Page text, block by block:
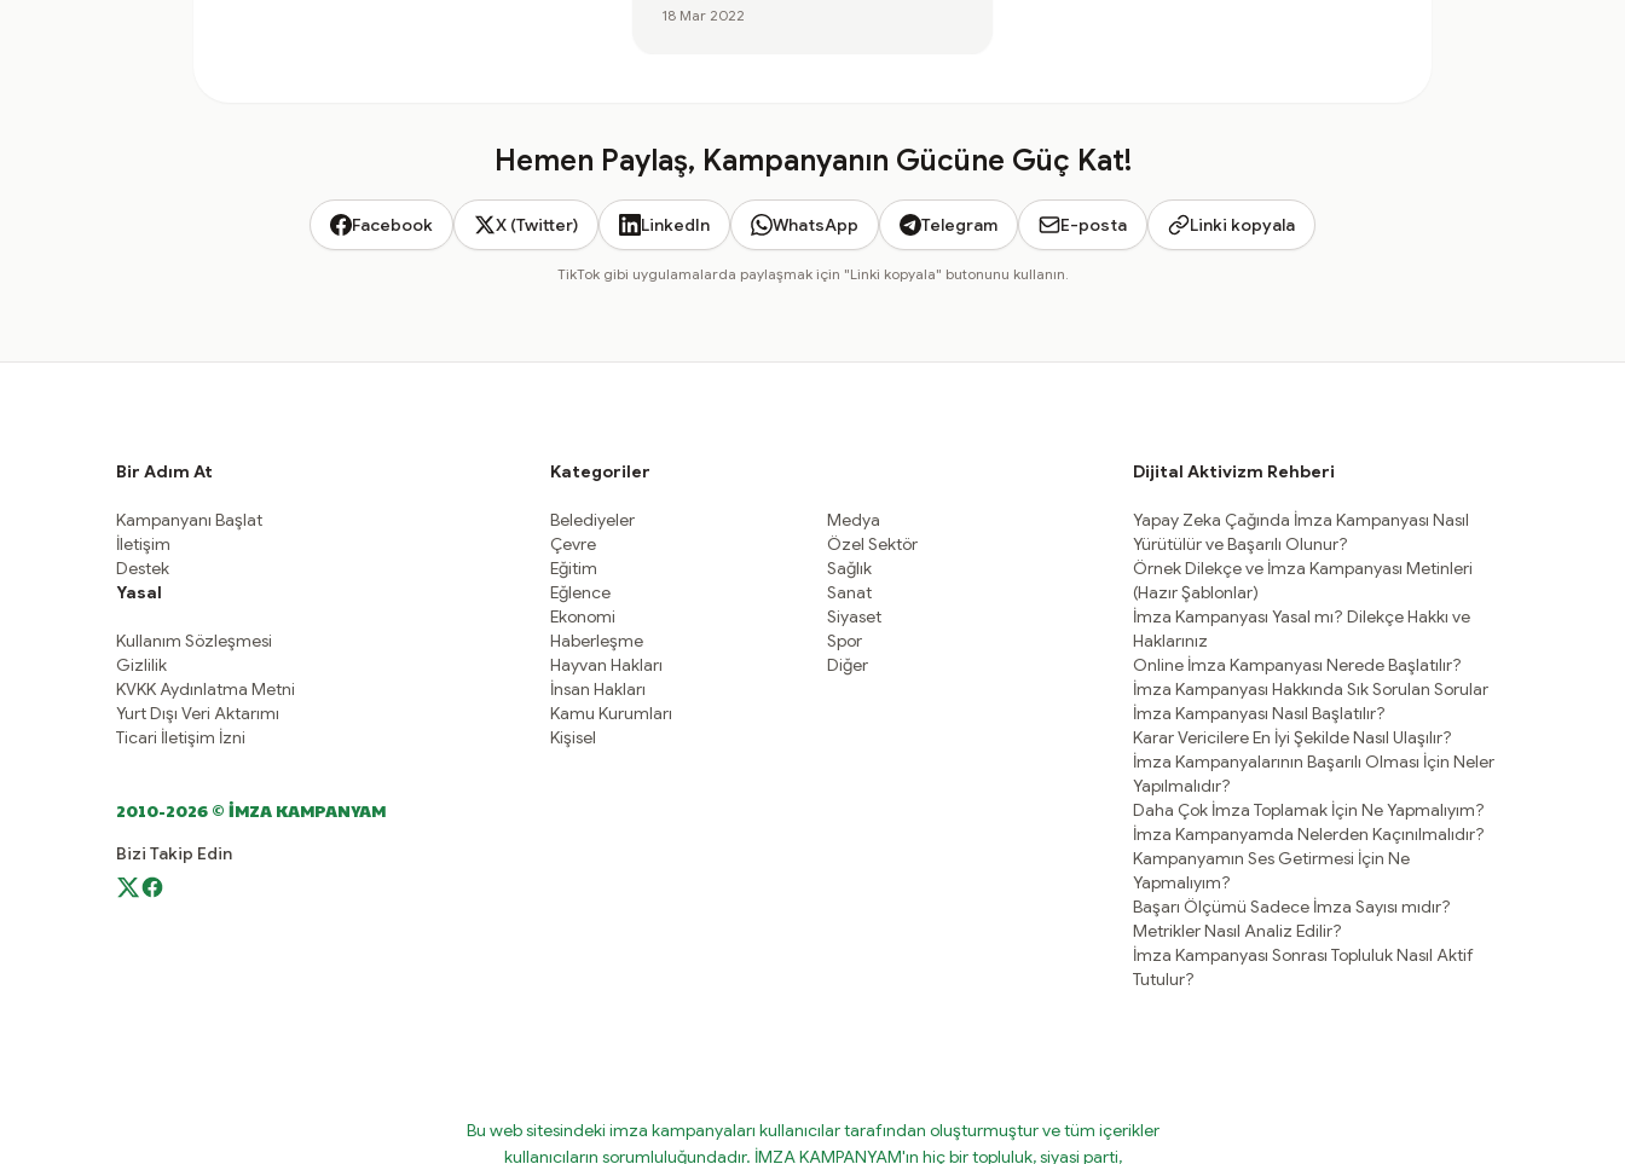
18 Mar 2022
Hemen Paylaş, Kampanyanın Gücüne Güç Kat!
Facebook X (Twitter) LinkedIn WhatsApp Telegram E-posta Linki kopyala
TikTok gibi uygulamalarda paylaşmak için "Linki kopyala" butonunu kullanın.
Bir Adım At
Kampanyanı Başlat
İletişim
Destek
Yasal
Kullanım Sözleşmesi
Gizlilik
KVKK Aydınlatma Metni
Yurt Dışı Veri Aktarımı
Ticari İletişim İzni
2010-2026 © İMZA KAMPANYAM
Bizi Takip Edin
Kategoriler
Belediyeler
Çevre
Eğitim
Eğlence
Ekonomi
Haberleşme
Hayvan Hakları
İnsan Hakları
Kamu Kurumları
Kişisel
Medya
Özel Sektör
Sağlık
Sanat
Siyaset
Spor
Diğer
Dijital Aktivizm Rehberi
Yapay Zeka Çağında İmza Kampanyası Nasıl
Yürütülür ve Başarılı Olunur?
Örnek Dilekçe ve İmza Kampanyası Metinleri
(Hazır Şablonlar)
İmza Kampanyası Yasal mı? Dilekçe Hakkı ve
Haklarınız
Online İmza Kampanyası Nerede Başlatılır?
İmza Kampanyası Hakkında Sık Sorulan Sorular
İmza Kampanyası Nasıl Başlatılır?
Karar Vericilere En İyi Şekilde Nasıl Ulaşılır?
İmza Kampanyalarının Başarılı Olması İçin Neler
Yapılmalıdır?
Daha Çok İmza Toplamak İçin Ne Yapmalıyım?
İmza Kampanyamda Nelerden Kaçınılmalıdır?
Kampanyamın Ses Getirmesi İçin Ne
Yapmalıyım?
Başarı Ölçümü Sadece İmza Sayısı mıdır?
Metrikler Nasıl Analiz Edilir?
İmza Kampanyası Sonrası Topluluk Nasıl Aktif
Tutulur?
Bu web sitesindeki imza kampanyaları kullanıcılar tarafından oluşturmuştur ve tüm içerikler
kullanıcıların sorumluluğundadır. İMZA KAMPANYAM'ın hiç bir topluluk, siyasi parti,